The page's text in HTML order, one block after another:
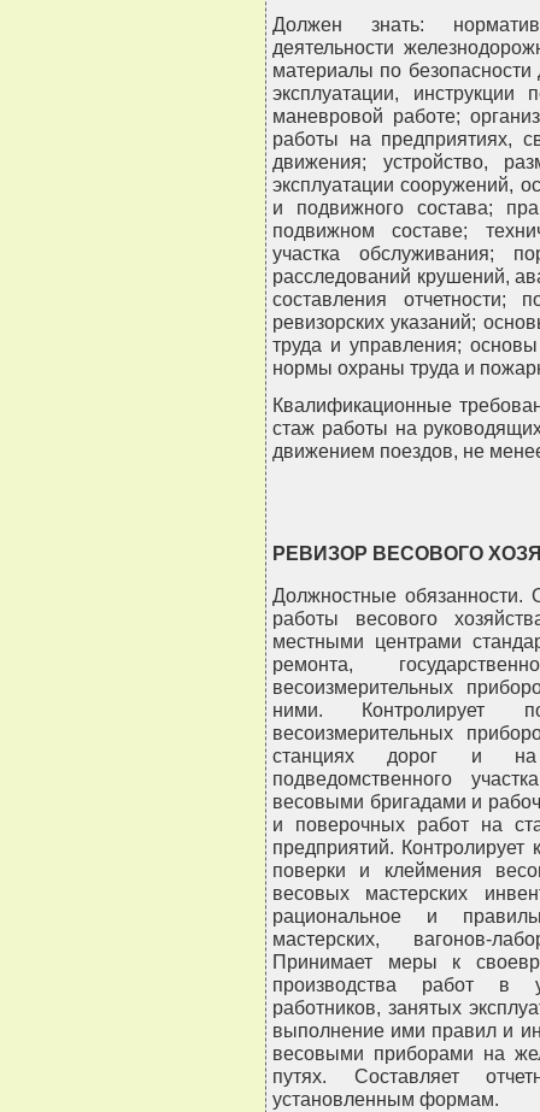
Должен знать:
деятельности
материалы по
эксплуатации,
маневровой работе;
работы на предприятиях,
движения; устройство,
эксплуатации сооружений,
и подвижного состава;
подвижном составе;
участка обслуживания;
расследований крушений,
составления отчетности;
ревизорских указаний;
труда и управления; основы
нормы охраны труда и
Квалификационные
стаж работы на
движением поездов, не
РЕВИЗОР ВЕСОВОГО
Должностные обязанности.
работы весового
местными центрами
ремонта,
весоизмерительных
ними. Контролирует
весоизмерительных
станциях дорог и на
подведомственного
весовыми бригадами и
и поверочных работ на
предприятий.
поверки и клеймения
весовых мастерских
рациональное и
мастерских, вагонов-
Принимает меры к
производства работ в
работников, занятых
выполнение ими правил и
весовыми приборами на
путях. Составляет
установленным формам.